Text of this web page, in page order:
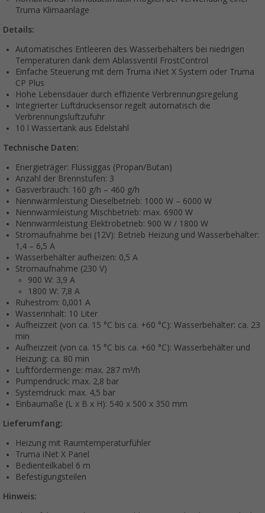
Truma Klimaanlage
Details:
Automatisches Entleeren des Wasserbehälters bei niedrigen
Temperaturen dank dem Ablassventil FrostControl
Einfache Steuerung mit dem Truma iNet X System oder Truma
CP Plus
Hohe Lebensdauer durch effiziente Verbrennungsregelung
Integrierter Luftdrucksensor regelt automatisch die
Verbrennungsluftzufuhr
10 l Wassertank aus Edelstahl
Technische Daten:
Energieträger: Flüssiggas (Propan/Butan)
Anzahl der Brennstufen: 3
Gasverbrauch: 160 g/h – 460 g/h
Nennwärmleistung Dieselbetrieb: 1000 W – 6000 W
Nennwärmleistung Mischbetrieb: max. 6900 W
Nennwärmleistung Elektrobetrieb: 900 W / 1800 W
Stromaufnahme bei (12V): Betrieb Heizung und Wasserbehälter:
1,4 – 6,5 A
Wasserbehälter aufheizen: 0,5 A
Stromaufnahme (230 V)
900 W: 3,9 A
1800 W: 7,8 A
Ruhestrom: 0,001 A
Wasserinhalt: 10 Liter
Aufheizzeit (von ca. 15 °C bis ca. +60 °C): Wasserbehälter: ca. 23
min
Aufheizzeit (von ca. 15 °C bis ca. +60 °C): Wasserbehälter und
Heizung: ca. 80 min
Luftfördermenge: max. 287 m³/h
Pumpendruck: max. 2,8 bar
Systemdruck: max. 4,5 bar
Einbaumaße (L x B x H): 540 x 500 x 350 mm
Lieferumfang:
Heizung mit Raumtemperaturfühler
Truma iNet X Panel
Bedienteilkabel 6 m
Befestigungsteilen
Hinweis: